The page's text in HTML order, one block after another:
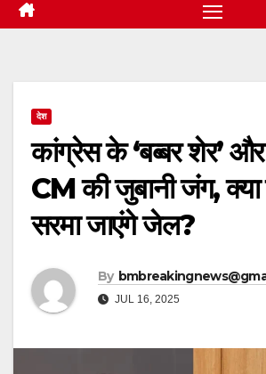
देश
कांग्रेस के ‘बब्बर शेर’
CM की जुबानी जंग, क्या
सरमा जाएंगे जेल?
By
JUL 16, 2025